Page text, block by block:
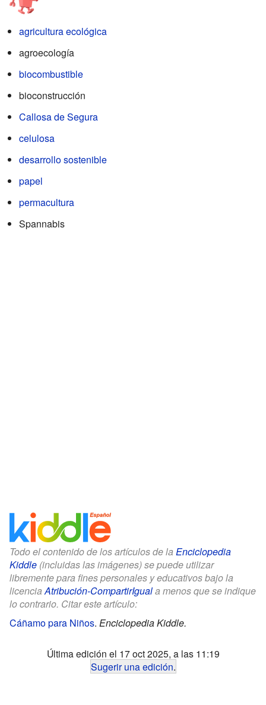
agricultura ecológica
agroecología
biocombustible
bioconstrucción
Callosa de Segura
celulosa
desarrollo sostenible
papel
permacultura
Spannabis
Todo el contenido de los artículos de la Enciclopedia
Kiddle (incluidas las imágenes) se puede utilizar
libremente para fines personales y educativos bajo la
licenciaAtribución-CompartirIguala menos que se indique
lo contrario. Citar este artículo:
Cáñamo para Niños. Enciclopedia Kiddle.
Última edición el 17 oct 2025, a las 11:19
Sugerir una edición.